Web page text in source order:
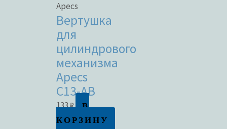
Apecs
Вертушка
для
цилиндрового
механизма
Apecs
C13-AB
133₽
В
КОРЗИНУ